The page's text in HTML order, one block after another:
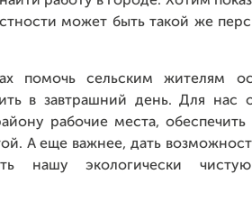
может быть такой же
помочь сельским жителям
в завтрашний день. Для нас
рабочие места,
А еще важнее, дать
нашу экологически